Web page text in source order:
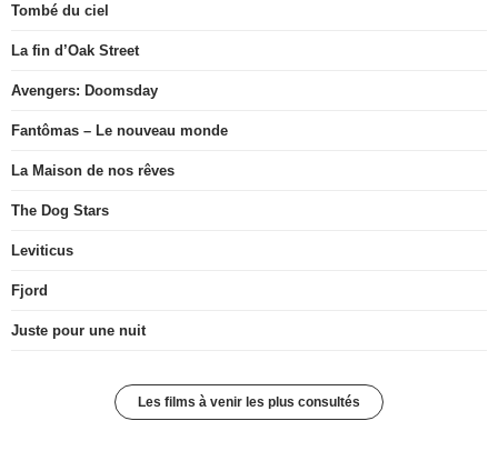
Tombé du ciel
La fin d’Oak Street
Avengers: Doomsday
Fantômas – Le nouveau monde
La Maison de nos rêves
The Dog Stars
Leviticus
Fjord
Juste pour une nuit
Les films à venir les plus consultés